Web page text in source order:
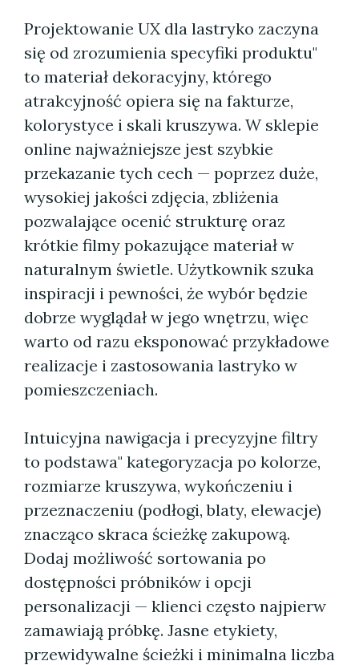
Projektowanie UX dla lastryko zaczyna
się od zrozumienia specyfiki produktu"
to materiał dekoracyjny, którego
atrakcyjność opiera się na fakturze,
kolorystyce i skali kruszywa. W sklepie
online najważniejsze jest szybkie
przekazanie tych cech — poprzez duże,
wysokiej jakości zdjęcia, zbliżenia
pozwalające ocenić strukturę oraz
krótkie filmy pokazujące materiał w
naturalnym świetle. Użytkownik szuka
inspiracji i pewności, że wybór będzie
dobrze wyglądał w jego wnętrzu, więc
warto od razu eksponować przykładowe
realizacje i zastosowania lastryko w
pomieszczeniach.
Intuicyjna nawigacja i precyzyjne filtry
to podstawa" kategoryzacja po kolorze,
rozmiarze kruszywa, wykończeniu i
przeznaczeniu (podłogi, blaty, elewacje)
znacząco skraca ścieżkę zakupową.
Dodaj możliwość sortowania po
dostępności próbników i opcji
personalizacji — klienci często najpierw
zamawiają próbkę. Jasne etykiety,
przewidywalne ścieżki i minimalna liczba